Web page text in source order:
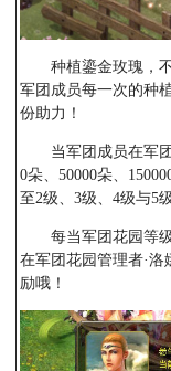
种植鎏金玫瑰，
军团成员每一次的种
份助力！
当军团成员在军
0朵、50000朵、
至2级、3级、4级与5级
每当军团花园等
在军团花园管理者·洛
励哦！